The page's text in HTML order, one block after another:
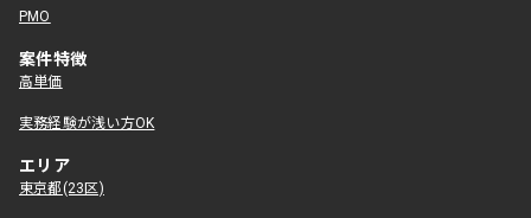
PMO
案件特徴
高単価
実務経験が浅い方OK
エリア
東京都(23区)